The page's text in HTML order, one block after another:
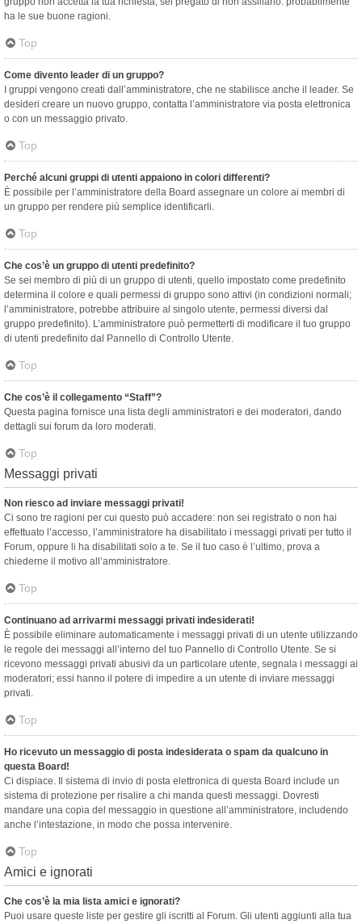
ha le sue buone ragioni.
Top
Come divento leader di un gruppo?
I gruppi vengono creati dall’amministratore, che ne stabilisce anche il leader. Se
desideri creare un nuovo gruppo, contatta l’amministratore via posta elettronica
o con un messaggio privato.
Top
Perché alcuni gruppi di utenti appaiono in colori differenti?
È possibile per l’amministratore della Board assegnare un colore ai membri di
un gruppo per rendere più semplice identificarli.
Top
Che cos’è un gruppo di utenti predefinito?
Se sei membro di più di un gruppo di utenti, quello impostato come predefinito
determina il colore e quali permessi di gruppo sono attivi (in condizioni normali;
l’amministratore, potrebbe attribuire al singolo utente, permessi diversi dal
gruppo predefinito). L’amministratore può permetterti di modificare il tuo gruppo
di utenti predefinito dal Pannello di Controllo Utente.
Top
Che cos’è il collegamento “Staff”?
Questa pagina fornisce una lista degli amministratori e dei moderatori, dando
dettagli sui forum da loro moderati.
Top
Messaggi privati
Non riesco ad inviare messaggi privati!
Ci sono tre ragioni per cui questo può accadere: non sei registrato o non hai
effettuato l’accesso, l’amministratore ha disabilitato i messaggi privati per tutto il
Forum, oppure li ha disabilitati solo a te. Se il tuo caso è l’ultimo, prova a
chiederne il motivo all’amministratore.
Top
Continuano ad arrivarmi messaggi privati indesiderati!
È possibile eliminare automaticamente i messaggi privati ​​di un utente utilizzando
le regole dei messaggi all’interno del tuo Pannello di Controllo Utente. Se si
ricevono messaggi privati ​​abusivi da un particolare utente, segnala i messaggi ai
moderatori; essi hanno il potere di impedire a un utente di inviare messaggi
privati​​.
Top
Ho ricevuto un messaggio di posta indesiderata o spam da qualcuno in
questa Board!
Ci dispiace. Il sistema di invio di posta elettronica di questa Board include un
sistema di protezione per risalire a chi manda questi messaggi. Dovresti
mandare una copia del messaggio in questione all’amministratore, includendo
anche l’intestazione, in modo che possa intervenire.
Top
Amici e ignorati
Che cos’è la mia lista amici e ignorati?
Puoi usare queste liste per gestire gli iscritti al Forum. Gli utenti aggiunti alla tua